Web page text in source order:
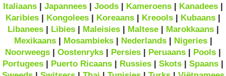
Italiaans | Japannees | Joods | Kameroens | Kanadees |
Karibies | Kongolees | Koreaans | Kreools | Kubaans |
Libanees| Libies| Maleisies| Maltese| Marokkaans|
Mexikaans| Mosambieks| Nederlands| Nigeries|
Noorweegs | Oostenryks | Persies | Peruaans | Pools |
Portugees | Puerto Ricaans | Russies | Skots | Spaans |